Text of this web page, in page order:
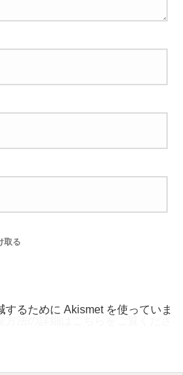
取る
るために Akismet を使っていま